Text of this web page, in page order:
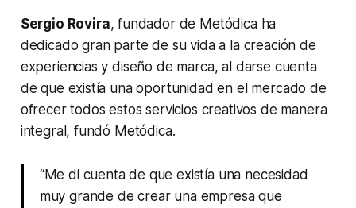
Sergio Rovira, fundador de Metódica ha
dedicado gran parte de su vida a la creación de
experiencias y diseño de marca, al darse cuenta
de que existía una oportunidad en el mercado de
ofrecer todos estos servicios creativos de manera
integral, fundó Metódica.
“Me di cuenta de que existía una necesidad
muy grande de crear una empresa que